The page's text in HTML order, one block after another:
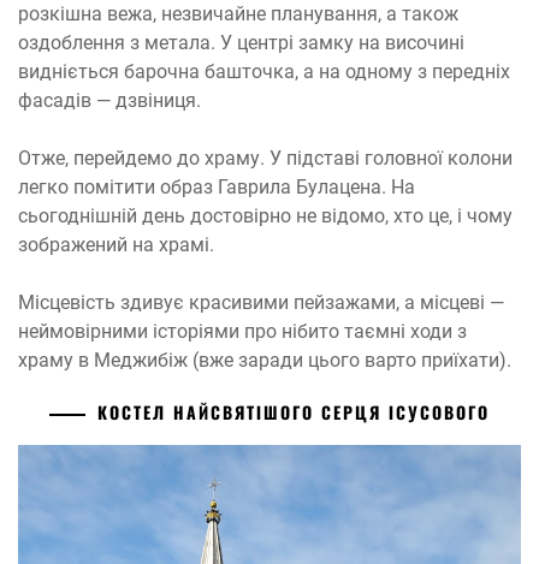
розкішна вежа, незвичайне планування, а також
оздоблення з метала. У центрі замку на височині
видніється барочна башточка, а на одному з передніх
фасадів — дзвіниця.
Отже, перейдемо до храму. У підставі головної колони
легко помітити образ Гаврила Булацена. На
сьогоднішній день достовірно не відомо, хто це, і чому
зображений на храмі.
Місцевість здивує красивими пейзажами, а місцеві —
неймовірними історіями про нібито таємні ходи з
храму в Меджибіж (вже заради цього варто приїхати).
КОСТЕЛ НАЙСВЯТІШОГО СЕРЦЯ ІСУСОВОГО